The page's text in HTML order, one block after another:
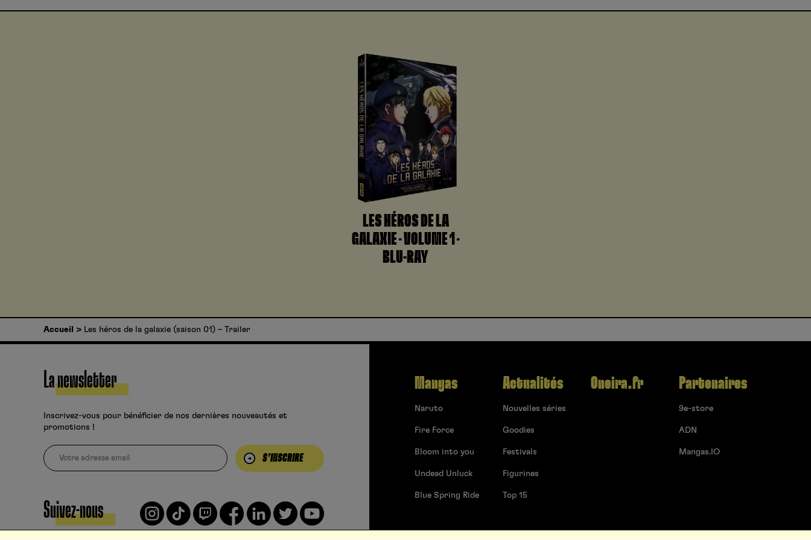
LES HÉROS DE LA
GALAXIE – VOLUME 1 –
BLU-RAY
Accueil Les héros de la galaxie (saison 01) – Trailer
La newsletter
Inscrivez-vous pour bénéficier de nos dernières nouveautés et
promotions !
S’INSCRIRE
Suivez-nous
Mangas
Naruto
Fire Force
Bloom into you
Undead Unluck
Blue Spring Ride
Actualités
Nouvelles séries
Goodies
Festivals
Figurines
Top 15
Oneira.fr Partenaires
9e-store
ADN
Mangas.IO